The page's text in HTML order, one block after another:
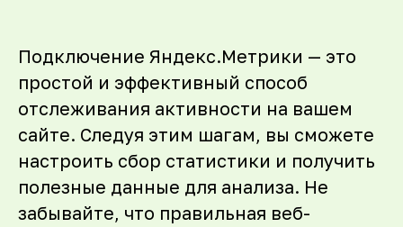
Подключение Яндекс.Метрики — это
простой и эффективный способ
отслеживания активности на вашем
сайте. Следуя этим шагам, вы сможете
настроить сбор статистики и получить
полезные данные для анализа. Не
забывайте, что правильная веб-